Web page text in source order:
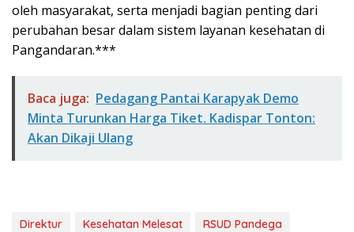
oleh masyarakat, serta menjadi bagian penting dari
perubahan besar dalam sistem layanan kesehatan di
Pangandaran.***
Baca juga: Pedagang Pantai Karapyak Demo
Minta Turunkan Harga Tiket. Kadispar Tonton:
Akan Dikaji Ulang
Direktur Kesehatan Melesat
RSUD Pandega